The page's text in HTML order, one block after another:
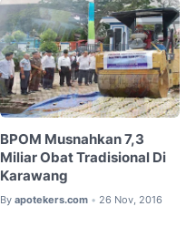
BPOM Musnahkan 7,3
Miliar Obat Tradisional Di
Karawang
By apotekers.com • 26 Nov, 2016